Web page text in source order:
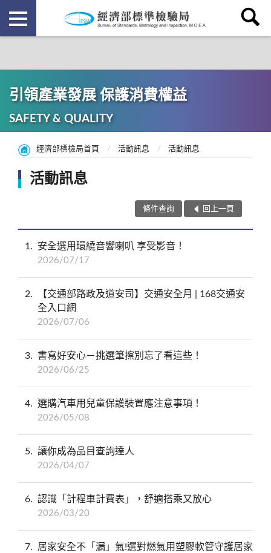
引領產業發展 保護消費權益
SAFETY & QUALITY
經濟部標檢局首頁 活動訊息 活動訊息
活動訊息
條件查詢 回上一頁
1 安全選用環繞音響喇叭 享受影音！
2026/07/17
2
【交通部路政及道安司】交通安全月 | 168交通安
全入口網
2026/07/06
3 書寫好安心－挑選筆擦別忘了看這些！
2026/06/25
4 選購汽車用兒童保護裝置應注意事項！
2026/05/08
5 讓你成為品目查詢達人
2026/04/07
6 認識「計程車計費表」，舒適搭乘又放心
2026/03/20
7
居家安全不「漏」氣!選對燃氣用塑膠軟管守護居家